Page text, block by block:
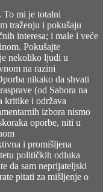
To mi je totalni
traženju i pokušaju
interesa; i male i veće
Pokušajte
nekoliko ljudi u
na razini
nikako da shvati
(od Sabora na
kritike i održava
izbora nismo
oporbe, niti u
i promišljena
političkih odluka
da sam neprijateljski
pitati za mišljenje o